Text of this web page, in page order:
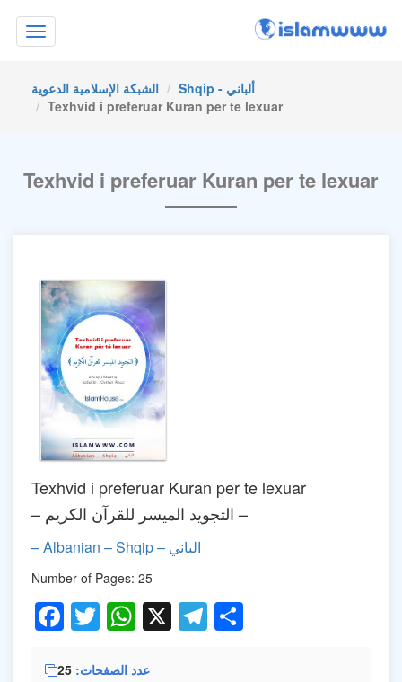
Toggle
navigation
الشبكة الإسلامية الدعوية
Shqip - ألباني
Texhvid i preferuar Kuran per te lexuar
Texhvid i preferuar Kuran per te lexuar
Texhvid i preferuar Kuran per te lexuar
– التجويد الميسر للقرآن الكريم –
– Albanian – Shqip – الباني
Number of Pages: 25
Facebook
Twitter
WhatsApp
X Telegram
عدد الصفحات 25